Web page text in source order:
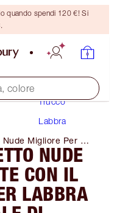
quando spendi 120 €! Si
colore
Trucco
Labbra
Migliore Per Te
Per Labbra Al
NUDE
CON IL
LABBRA